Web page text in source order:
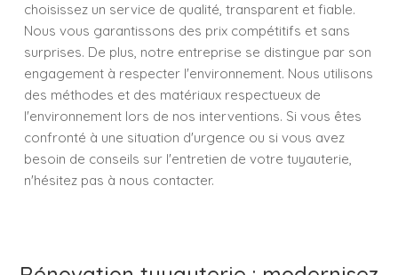
choisissez un service de qualité, transparent et fiable.
Nous vous garantissons des prix compétitifs et sans
surprises. De plus, notre entreprise se distingue par son
engagement à respecter l'environnement. Nous utilisons
des méthodes et des matériaux respectueux de
l'environnement lors de nos interventions. Si vous êtes
confronté à une situation d'urgence ou si vous avez
besoin de conseils sur l'entretien de votre tuyauterie,
n'hésitez pas à nous contacter.